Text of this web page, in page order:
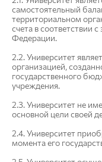
самостоятельный
территориальном
счета в соответствии
Федерации.
2.2. Университет
организацией,
государственного
учреждения.
2.3. Университет не
основной цели своей
2.4. Университет
момента его